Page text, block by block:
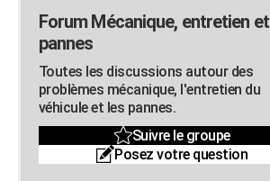
Forum Mécanique, entretien et
pannes
Toutes les discussions autour des
problèmes mécanique, l'entretien du
véhicule et les pannes.
Suivre le groupe
Posez votre question